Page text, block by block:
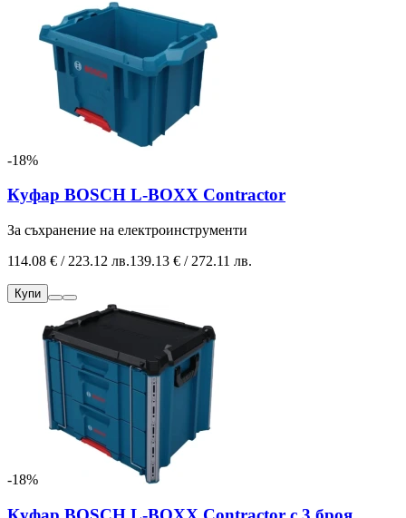
-18%
Куфар BOSCH L-BOXX Contractor
За съхранение на електроинструменти
114.08 € / 223.12 лв.139.13 € / 272.11 лв.
Купи
-18%